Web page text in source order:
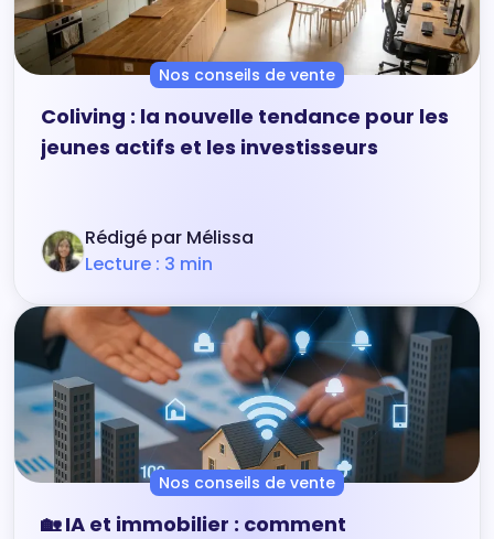
Nos conseils de vente
Coliving : la nouvelle tendance pour les
jeunes actifs et les investisseurs
Rédigé par Mélissa
Lecture : 3 min
Nos conseils de vente
🏡 IA et immobilier : comment